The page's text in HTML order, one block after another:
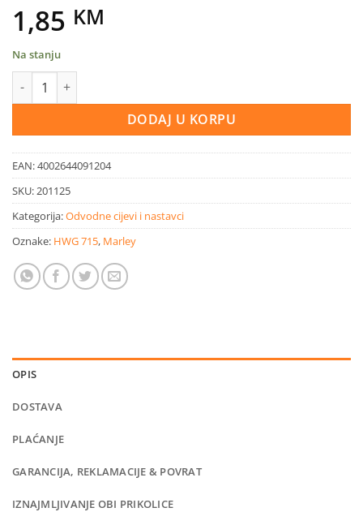
1,85 KM
Na stanju
Marley HT koljeno 30 ° DN 32 količina
DODAJ U KORPU
EAN:4002644091204
SKU:201125
Kategorija:Odvodne cijevi i nastavci
Oznake: HWG 715, Marley
OPIS
DOSTAVA
PLAĆANJE
GARANCIJA, REKLAMACIJE & POVRAT
IZNAJMLJIVANJE OBI PRIKOLICE